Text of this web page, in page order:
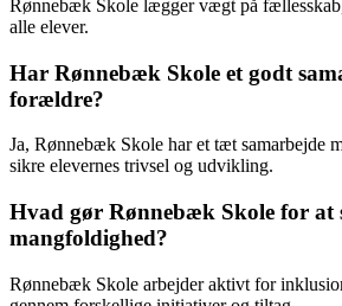
Rønnebæk Skole lægger vægt på
alle elever.
Har Rønnebæk Skole et godt
forældre?
Ja, Rønnebæk Skole har et tæt samarbejde
sikre elevernes trivsel og udvikling.
Hvad gør Rønnebæk Skole for at
mangfoldighed?
Rønnebæk Skole arbejder aktivt for